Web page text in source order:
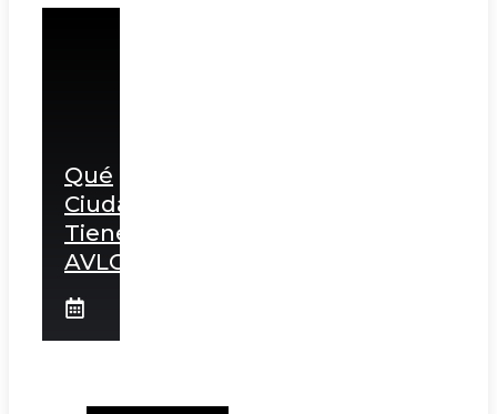
Qué
Ciudades
Tienen
AVLO